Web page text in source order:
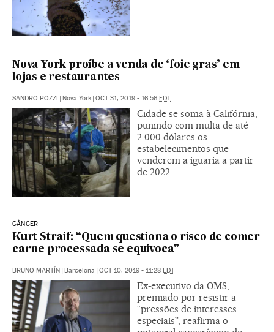
Nova York proíbe a venda de ‘foie gras’ em
lojas e restaurantes
SANDRO POZZI | Nova York | OCT 31, 2019 - 16:56 EDT
Cidade se soma à Califórnia,
punindo com multa de até
2.000 dólares os
estabelecimentos que
venderem a iguaria a partir
de 2022
CÂNCER
Kurt Straif: “Quem questiona o risco de comer
carne processada se equivoca”
BRUNO MARTÍN | Barcelona | OCT 10, 2019 - 11:28 EDT
Ex-executivo da OMS,
premiado por resistir a
“pressões de interesses
especiais”, reafirma o